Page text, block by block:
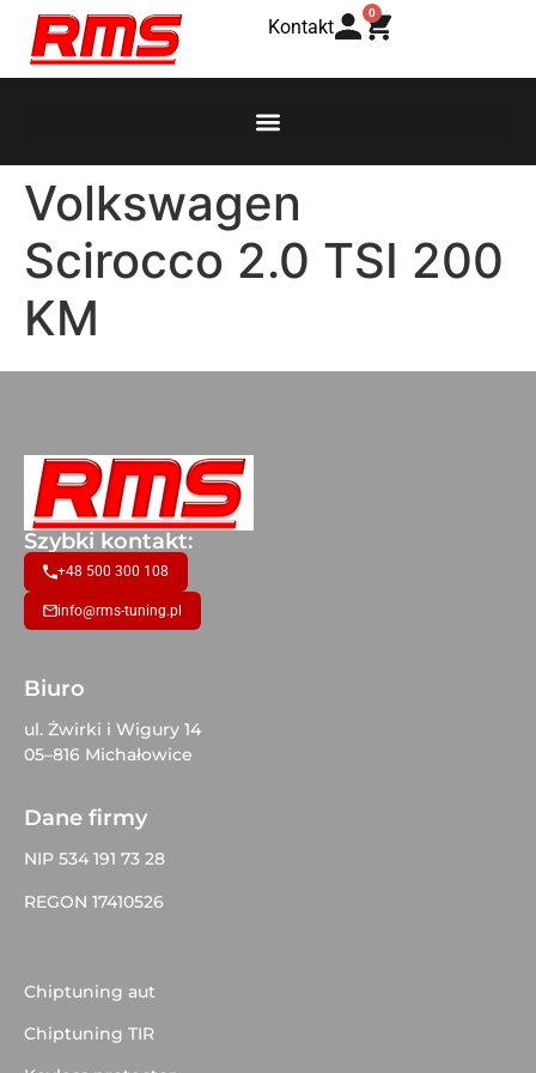
Kontakt
0
Volkswagen
Scirocco 2.0 TSI 200
KM
Szybki kontakt:
+48 500 300 108
info@rms-tuning.pl
Biuro
ul. Żwirki i Wigury 14
05–816 Michałowice
Dane firmy
NIP 534 191 73 28
REGON 17410526
Chiptuning aut
Chiptuning TIR